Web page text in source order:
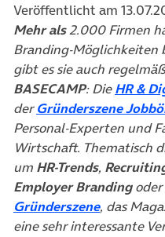
Veröffentlicht am
Mehr als2.000 Firmen
Branding-
gibt es sie auch
BASECAMP: DieHR &
derGründerszene
Personal-Experten und
Wirtschaft. Thematisch
um HR-Trends,
Employer Brandingoder
Gründerszene(öffnet in
, das
eine sehr interessante